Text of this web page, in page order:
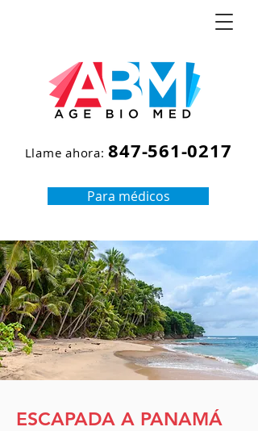
Llame ahora:847-561-0217
Para médicos
ESCAPADA A PANAMÁ